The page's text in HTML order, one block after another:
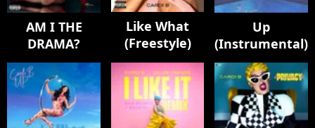
AM I THE
DRAMA?
Like What
(Freestyle)
Up
(Instrumental)